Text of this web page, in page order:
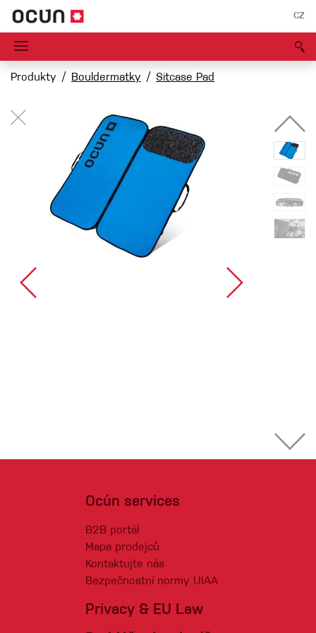
CZ
Produkty Bouldermatky Sitcase Pad
Ocún services
B2B portál
Mapa prodejců
Kontaktujte nás
Bezpečnostní normy UIAA
Privacy & EU Law